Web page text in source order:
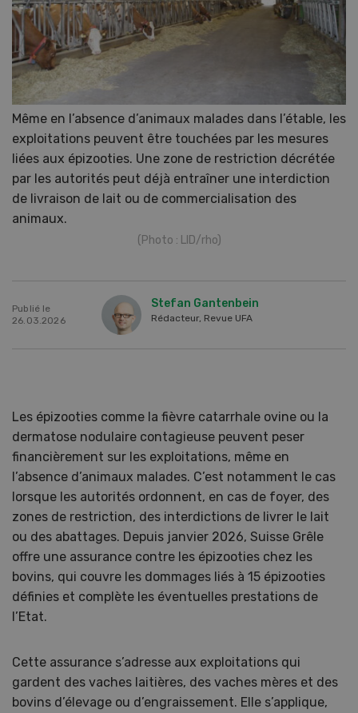
Même en l’absence d’animaux malades dans l’étable, les
exploitations peuvent être touchées par les mesures
liées aux épizooties. Une zone de restriction décrétée
par les autorités peut déjà entraîner une interdiction
de livraison de lait ou de commercialisation des
animaux.
(Photo : LID/rho)
Publié le
26.03.2026
Stefan Gantenbein
Rédacteur, Revue UFA
Les épizooties comme la fièvre catarrhale ovine ou la
dermatose nodulaire contagieuse peuvent peser
financièrement sur les exploitations, même en
l’absence d’animaux malades. C’est notamment le cas
lorsque les autorités ordonnent, en cas de foyer, des
zones de restriction, des interdictions de livrer le lait
ou des abattages. Depuis janvier 2026, Suisse Grêle
offre une assurance contre les épizooties chez les
bovins, qui couvre les dommages liés à 15 épizooties
définies et complète les éventuelles prestations de
l’Etat.
Cette assurance s’adresse aux exploitations qui
gardent des vaches laitières, des vaches mères et des
bovins d’élevage ou d’engraissement. Elle s’applique,